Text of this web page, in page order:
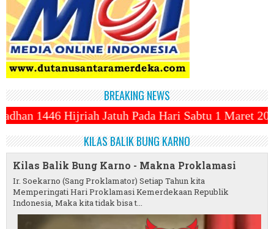
BREAKING NEWS
Pada Hari Sabtu 1 Maret 2025 ~||~ 1 Syawal
KILAS BALIK BUNG KARNO
Kilas Balik Bung Karno - Makna Proklamasi
Ir. Soekarno (Sang Proklamator) Setiap Tahun kita
Memperingati Hari Proklamasi Kemerdekaan Republik
Indonesia, Maka kita tidak bisa t...